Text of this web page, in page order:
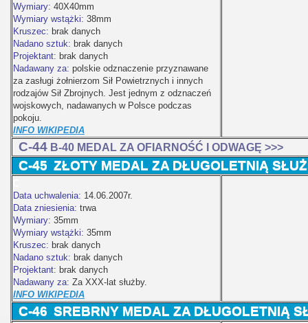
Wymiary: 40X40mm
Wymiary wstążki: 38mm
Kruszec: brak danych
Nadano sztuk: brak danych
Projektant: brak danych
Nadawany za: polskie odznaczenie przyznawane
za zasługi żołnierzom Sił Powietrznych i innych
rodzajów Sił Zbrojnych. Jest jednym z odznaczeń
wojskowych, nadawanych w Polsce podczas
pokoju.
INFO WIKIPEDIA
C-44 B-40 MEDAL ZA OFIARNOŚĆ I ODWAGĘ >>>
C-45 ZŁOTY MEDAL ZA DŁUGOLETNIĄ
Data uchwalenia: 14.06.2007r.
Data zniesienia: trwa
Wymiary: 35mm
Wymiary wstążki: 35mm
Kruszec: brak danych
Nadano sztuk: brak danych
Projektant: brak danych
Nadawany za: Za XXX-lat służby.
INFO WIKIPEDIA
C-46 SREBRNY MEDAL ZA DŁUGOLETNIĄ